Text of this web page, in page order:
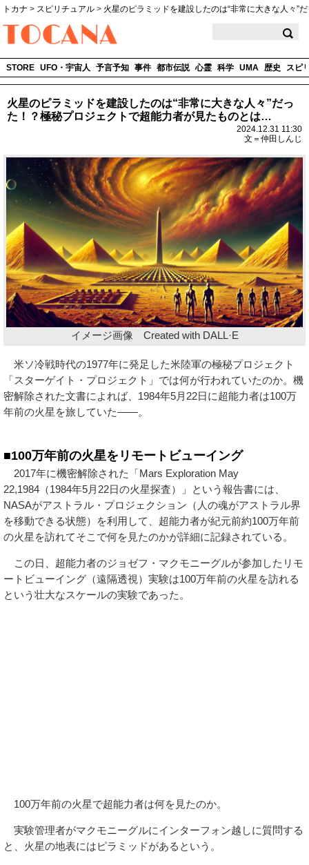
トカナ > スピリチュアル > 火星のピラミッドを建設したのは“非常に大きな人々”
STORE UFO・宇宙人 予言予知 事件 都市伝説 心霊 科学 UMA 歴史 スピ
火星のピラミッドを建設したのは“非常に大きな人々”だっ
た！？極秘プロジェクトで超能力者が見たものとは…
2024.12.31 11:30
文＝仲田しんじ
イメージ画像 Created with DALL·E
米ソ冷戦時代の1977年に発足した米陸軍の極秘プロジェクト
「スターゲイト・プロジェクト」では何が行われていたのか。機
密解除された文書によれば、1984年5月22日に超能力者は100万
年前の火星を旅していた――。
■100万年前の火星をリモートビューイング
2017年に機密解除された「Mars Exploration May
22,1984（1984年5月22日の火星探査）」という報告書には、
NASAがアストラル・プロジェクション（人の魂がアストラル界
を移動できる状態）を利用して、超能力者が紀元前約100万年前
の火星を訪れてそこで何を見たのかが詳細に記録されている。
この日、超能力者のジョゼフ・マクモニーグルが参加したリモ
ートビューイング（遠隔透視）実験は100万年前の火星を訪れる
という壮大なスケールの実験であった。
100万年前の火星で超能力者は何を見たのか。
実験管理者がマクモニーグルにインターフォン越しに質問する
と、火星の地表にはピラミッドがあるという。